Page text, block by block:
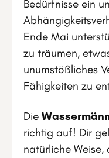
Bedürfnisse ein
Ende Mai
zu träumen,
unumstößliches
Fähigkeiten zu
Die
richtig auf! Dir
natürliche